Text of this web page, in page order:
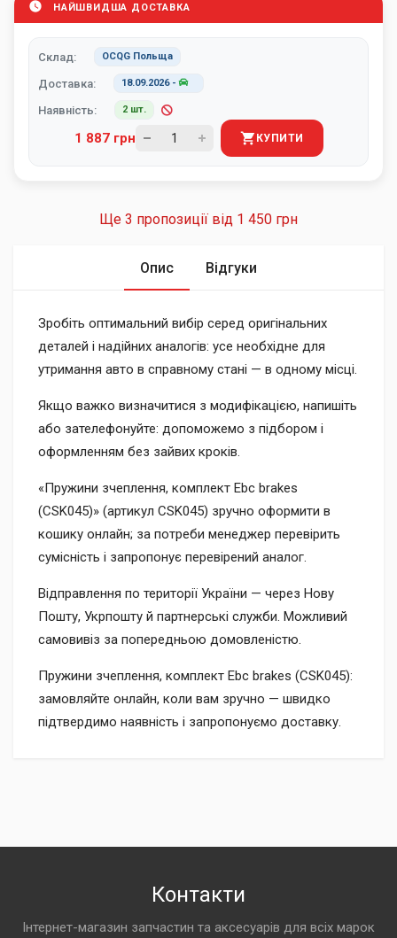
НАЙШВИДША ДОСТАВКА
Склад: OCQG Польща
Доставка: 18.09.2026-
Наявність: 2 шт.
1 887 грн КУПИТИ
Ще 3 пропозиції від 1 450 грн
Опис Відгуки
Зробіть оптимальний вибір серед оригінальних
деталей і надійних аналогів: усе необхідне для
утримання авто в справному стані — в одному місці.
Якщо важко визначитися з модифікацією, напишіть
або зателефонуйте: допоможемо з підбором і
оформленням без зайвих кроків.
«Пружини зчеплення, комплект Ebc brakes
(CSK045)» (артикул CSK045) зручно оформити в
кошику онлайн; за потреби менеджер перевірить
сумісність і запропонує перевірений аналог.
Відправлення по території України — через Нову
Пошту, Укрпошту й партнерські служби. Можливий
самовивіз за попередньою домовленістю.
Пружини зчеплення, комплект Ebc brakes (CSK045):
замовляйте онлайн, коли вам зручно — швидко
підтвердимо наявність і запропонуємо доставку.
Контакти
Інтернет-магазин запчастин та аксесуарів для всіх марок